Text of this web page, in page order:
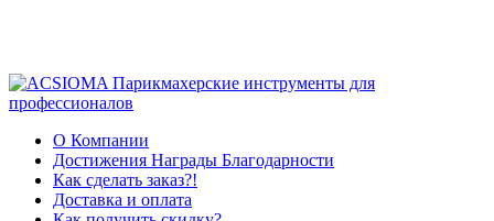
О Компании
Достижения Награды Благодарности
Как сделать заказ?!
Доставка и оплата